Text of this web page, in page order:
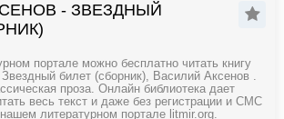
- ЗВЕЗДНЫЙ
портале можно бесплатно читать книгу
билет (сборник), Василий Аксенов .
проза. Онлайн библиотека дает
весь текст и даже без регистрации и СМС
литературном портале litmir.org.